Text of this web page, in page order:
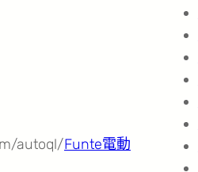
autoql/Funte電動